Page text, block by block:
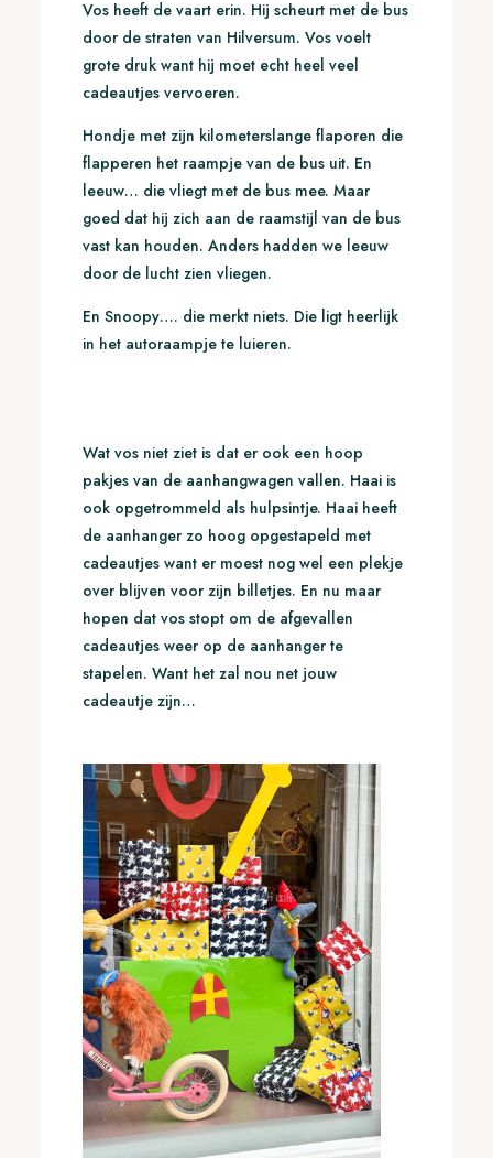
Vos heeft de vaart erin. Hij scheurt met de bus
door de straten van Hilversum. Vos voelt
grote druk want hij moet echt heel veel
cadeautjes vervoeren.
Hondje met zijn kilometerslange flaporen die
flapperen het raampje van de bus uit. En
leeuw… die vliegt met de bus mee. Maar
goed dat hij zich aan de raamstijl van de bus
vast kan houden. Anders hadden we leeuw
door de lucht zien vliegen.
En Snoopy…. die merkt niets. Die ligt heerlijk
in het autoraampje te luieren.
Wat vos niet ziet is dat er ook een hoop
pakjes van de aanhangwagen vallen. Haai is
ook opgetrommeld als hulpsintje. Haai heeft
de aanhanger zo hoog opgestapeld met
cadeautjes want er moest nog wel een plekje
over blijven voor zijn billetjes. En nu maar
hopen dat vos stopt om de afgevallen
cadeautjes weer op de aanhanger te
stapelen. Want het zal nou net jouw
cadeautje zijn…